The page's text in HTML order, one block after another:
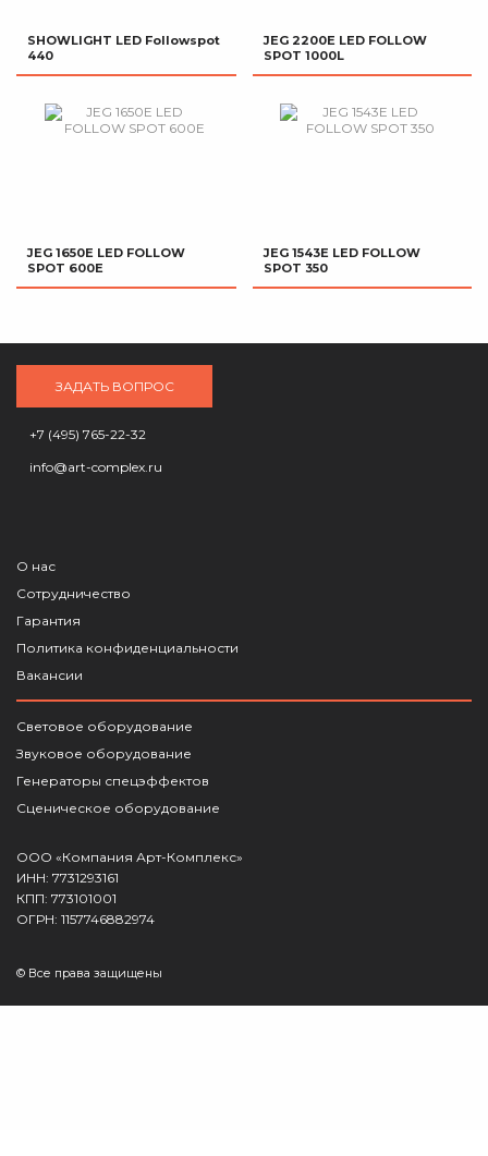
SHOWLIGHT LED Followspot
440
JEG 2200E LED FOLLOW
SPOT 1000L
JEG 1650E LED FOLLOW
SPOT 600E
JEG 1543E LED FOLLOW
SPOT 350
ЗАДАТЬ ВОПРОС
+7 (495) 765-22-32
info@art-complex.ru
О нас
Сотрудничество
Гарантия
Политика конфиденциальности
Вакансии
Световое оборудование
Звуковое оборудование
Генераторы спецэффектов
Сценическое оборудование
ООО «Компания Арт-Комплекс»
ИНН: 7731293161
КПП: 773101001
ОГРН: 1157746882974
© Все права защищены